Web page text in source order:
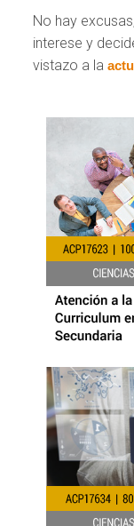
No hay
interese y
vistazo a la